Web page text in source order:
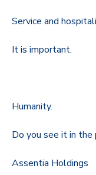
Service and
It is important.
Humanity.
Do you see it in
Assentia Holdings